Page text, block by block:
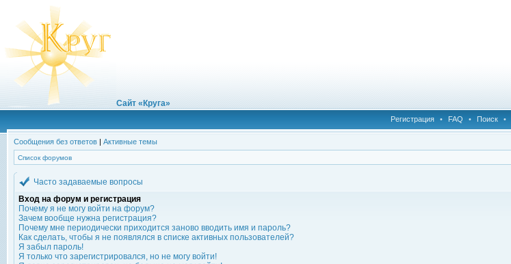
Сайт «Круга»
Регистрация • FAQ • Поиск •
Сообщения без ответов | Активные темы
Список форумов
Часто задаваемые вопросы
Вход на форум и регистрация
Почему я не могу войти на форум?
Зачем вообще нужна регистрация?
Почему мне периодически приходится заново вводить имя и пароль?
Как сделать, чтобы я не появлялся в списке активных пользователей?
Я забыл пароль!
Я только что зарегистрировался, но не могу войти!